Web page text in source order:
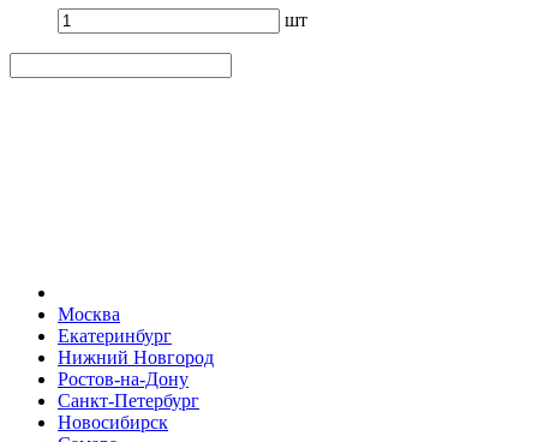
шт
Москва
Екатеринбург
Нижний Новгород
Ростов-на-Дону
Санкт-Петербург
Новосибирск